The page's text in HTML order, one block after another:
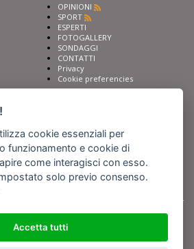
OPINIONI
SPORT
ESPERTI
FOTOGALLERY
SONDAGGI
CONTATTI
Privacy
Cookie preferencies
Powered byNetboom
07355350724
All rights reserved - Tutte le fotografie recanti il
da BARIREPORT s.a.s. che ne
state prodotte nell'anno 2012 e seguenti
cookie essenziali per
funzionamento e cookie di
come interagisci con esso.
solo previo consenso.
Accetta tutti